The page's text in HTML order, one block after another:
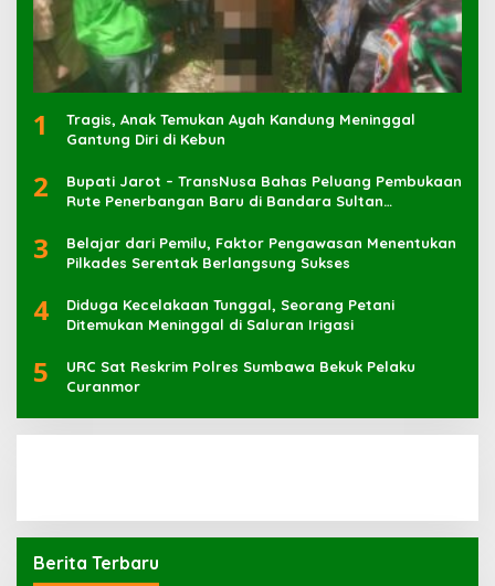
1
Tragis, Anak Temukan Ayah Kandung Meninggal
Gantung Diri di Kebun
2
Bupati Jarot – TransNusa Bahas Peluang Pembukaan
Rute Penerbangan Baru di Bandara Sultan
3
Belajar dari Pemilu, Faktor Pengawasan Menentukan
Pilkades Serentak Berlangsung Sukses
4
Diduga Kecelakaan Tunggal, Seorang Petani
Ditemukan Meninggal di Saluran Irigasi
5
URC Sat Reskrim Polres Sumbawa Bekuk Pelaku
Berita Terbaru